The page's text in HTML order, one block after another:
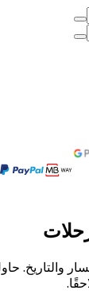
والتاريخ.